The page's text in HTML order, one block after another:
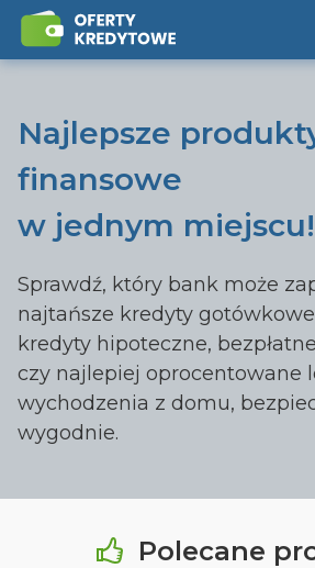
Najlepsze
finansowe
w jednym miejscu!
Sprawdź, który bank może
najtańsze kredyty
kredyty hipoteczne,
czy najlepiej oprocentowane
wychodzenia z domu,
wygodnie.
Polecane